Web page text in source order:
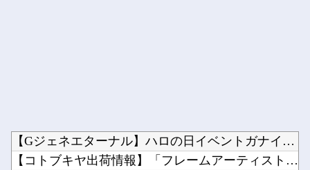
【Gジェネエターナル】ハロの日イベントガナイノオカシクナイ？...
【コトブキヤ出荷情報】「フレームアーティスト 雪ミク」「創彩...